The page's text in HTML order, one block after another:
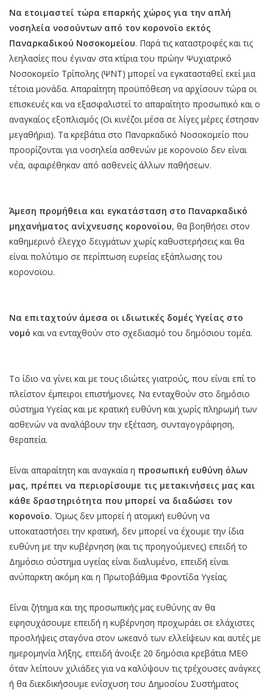
Να ετοιμαστεί τώρα επαρκής χώρος για την απλή
νοσηλεία νοσούντων από τον κορονοϊο εκτός
Παναρκαδικού Νοσοκομείου. Παρά τις καταστροφές και τις
λεηλασίες που έγιναν στα κτίρια του πρώην Ψυχιατρικό
Νοσοκομείο Τρίπολης (ΨΝΤ) μπορεί να εγκατασταθεί εκεί μια
τέτοια μονάδα. Απαραίτητη προϋπόθεση να αρχίσουν τώρα οι
επισκευές και να εξασφαλιστεί το απαραίτητο προσωπικό και ο
αναγκαίος εξοπλισμός (Οι κινέζοι μέσα σε λίγες μέρες έστησαν
μεγαθήρια). Τα κρεβάτια στο Παναρκαδικό Νοσοκομείο που
προορίζονται για νοσηλεία ασθενών με κορονοϊο δεν είναι
νέα, αφαιρέθηκαν από ασθενείς άλλων παθήσεων.
Άμεση προμήθεια και εγκατάσταση στο Παναρκαδικό
μηχανήματος ανίχνευσης κορονοϊου, θα βοηθήσει στον
καθημερινό έλεγχο δειγμάτων χωρίς καθυστερήσεις και θα
είναι πολύτιμο σε περίπτωση ευρείας εξάπλωσης του
κορονοϊου.
Να επιταχτούν άμεσα οι ιδιωτικές δομές Υγείας στο
νομό και να ενταχθούν στο σχεδιασμό του δημόσιου τομέα.
Το ίδιο να γίνει και με τους ιδιώτες γιατρούς, που είναι επί το
πλείστον έμπειροι επιστήμονες. Να ενταχθούν στο δημόσιο
σύστημα Υγείας και με κρατική ευθύνη και χωρίς πληρωμή των
ασθενών να αναλάβουν την εξέταση, συνταγογράφηση,
θεραπεία.
Είναι απαραίτητη και αναγκαία η προσωπική ευθύνη όλων
μας, πρέπει να περιορίσουμε τις μετακινήσεις μας και
κάθε δραστηριότητα που μπορεί να διαδώσει τον
κορονοϊο. Όμως δεν μπορεί ή ατομική ευθύνη να
υποκαταστήσει την κρατική, δεν μπορεί να έχουμε την ίδια
ευθύνη με την κυβέρνηση (και τις προηγούμενες) επειδή το
Δημόσιο σύστημα υγείας είναι διαλυμένο, επειδή είναι
ανύπαρκτη ακόμη και η Πρωτοβάθμια Φροντίδα Υγείας.
Είναι ζήτημα και της προσωπικής μας ευθύνης αν θα
εφησυχάσουμε επειδή η κυβέρνηση προχωράει σε ελάχιστες
προσλήψεις σταγόνα στον ωκεανό των ελλείψεων και αυτές με
ημερομηνία λήξης, επειδή άνοιξε 20 δημόσια κρεβάτια ΜΕΘ
όταν λείπουν χιλιάδες για να καλύψουν τις τρέχουσες ανάγκες
ή θα διεκδικήσουμε ενίσχυση του Δημοσίου Συστήματος